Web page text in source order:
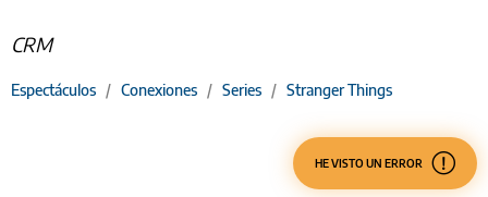
CRM
Espectáculos / Conexiones / Series / Stranger Things
HE VISTO UN ERROR